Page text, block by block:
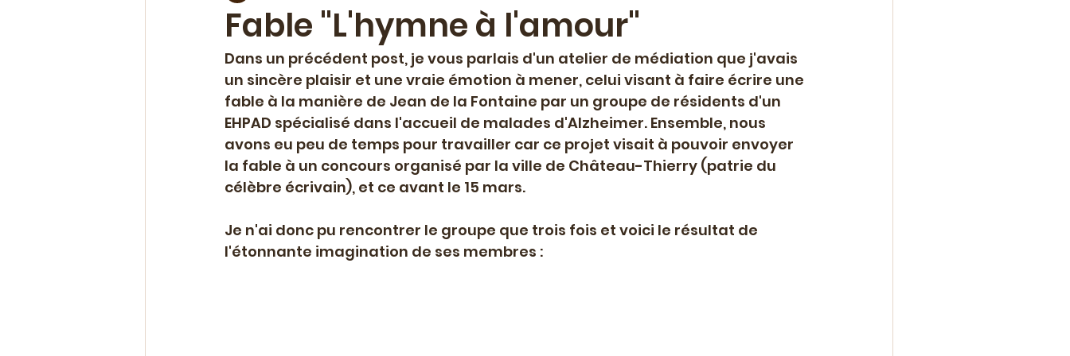
Chroniques & avis Evénement Lecture musicale Projet de maison d'édition
Ateliers & coaching Offre spéciale Livre paru Travail éditorial Palestine Roman
Nouvelle parution Résidence-mission
Fable "L'hymne à l'amour"
Dans un précédent post, je vous parlais d'un atelier de médiation que j'avais
un sincère plaisir et une vraie émotion à mener, celui visant à faire écrire une
fable à la manière de Jean de la Fontaine par un groupe de résidents d'un
EHPAD spécialisé dans l'accueil de malades d'Alzheimer. Ensemble, nous
avons eu peu de temps pour travailler car ce projet visait à pouvoir envoyer
la fable à un concours organisé par la ville de Château-Thierry (patrie du
célèbre écrivain), et ce avant le 15 mars.
Je n'ai donc pu rencontrer le groupe que trois fois et voici le résultat de
l'étonnante imagination de ses membres :